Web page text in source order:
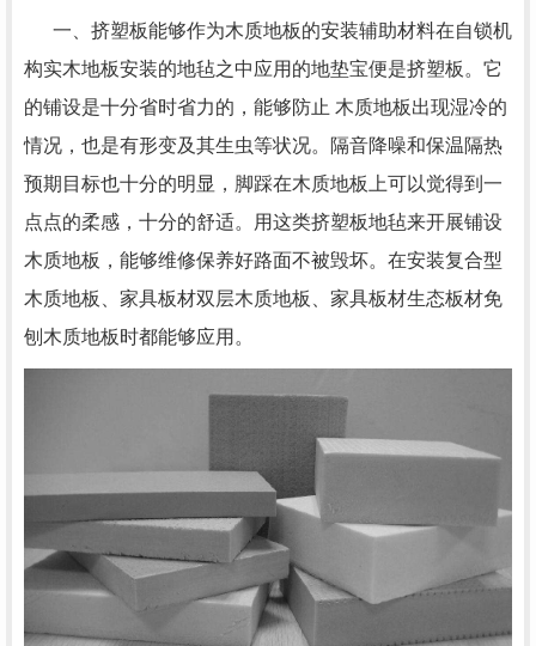
一、挤塑板能够作为木质地板的安装辅助材料在自锁机
构实木地板安装的地毡之中应用的地垫宝便是挤塑板。它
的铺设是十分省时省力的，能够防止 木质地板出现湿冷的
情况，也是有形变及其生虫等状况。隔音降噪和保温隔热
预期目标也十分的明显，脚踩在木质地板上可以觉得到一
点点的柔感，十分的舒适。用这类挤塑板地毡来开展铺设
木质地板，能够维修保养好路面不被毁坏。在安装复合型
木质地板、家具板材双层木质地板、家具板材生态板材免
刨木质地板时都能够应用。